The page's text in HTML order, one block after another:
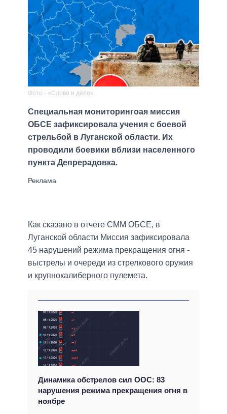
Фото - «Слово и дело».
Специальная мониторингоая миссия
ОБСЕ зафиксировала учения с боевой
стрельбой в Луганской области. Их
проводили боевики вблизи населенного
пункта Депрерадовка.
Как сказано в отчете СММ ОБСЕ, в
Луганской области Миссия зафиксировала
45 нарушений режима прекращения огня -
выстрелы и очереди из стрелкового оружия
и крупнокалиберного пулемета.
Динамика обстрелов сил ООС: 83
нарушения режима прекращения огня в
ноябре